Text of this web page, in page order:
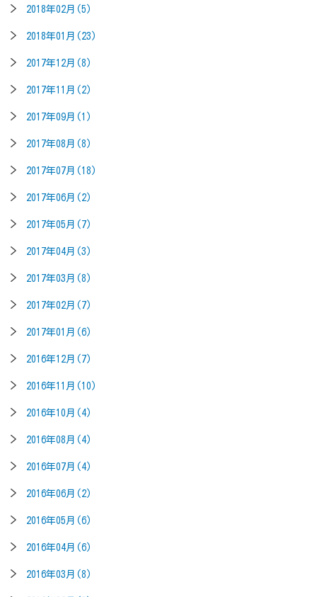
2018年02月(5)
2018年01月(23)
2017年12月(8)
2017年11月(2)
2017年09月(1)
2017年08月(8)
2017年07月(18)
2017年06月(2)
2017年05月(7)
2017年04月(3)
2017年03月(8)
2017年02月(7)
2017年01月(6)
2016年12月(7)
2016年11月(10)
2016年10月(4)
2016年08月(4)
2016年07月(4)
2016年06月(2)
2016年05月(6)
2016年04月(6)
2016年03月(8)